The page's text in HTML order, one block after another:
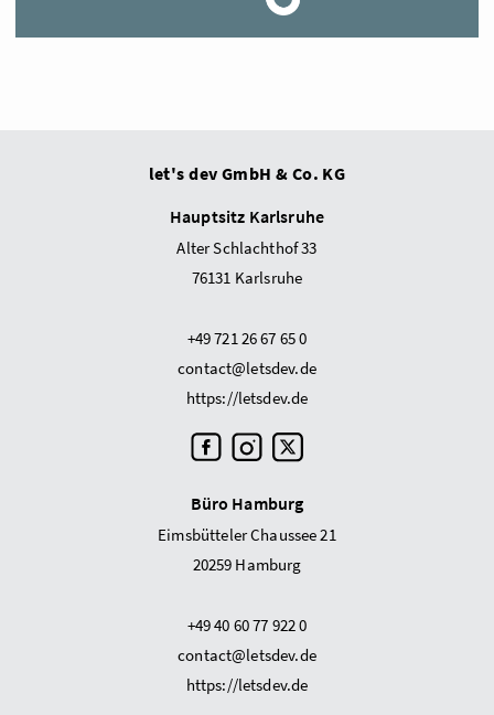
let's dev GmbH & Co. KG
Hauptsitz Karlsruhe
Alter Schlachthof 33
76131 Karlsruhe
+49 721 26 67 65 0
contact@letsdev.de
https://letsdev.de
Büro Hamburg
Eimsbütteler Chaussee 21
20259 Hamburg
+49 40 60 77 922 0
contact@letsdev.de
https://letsdev.de